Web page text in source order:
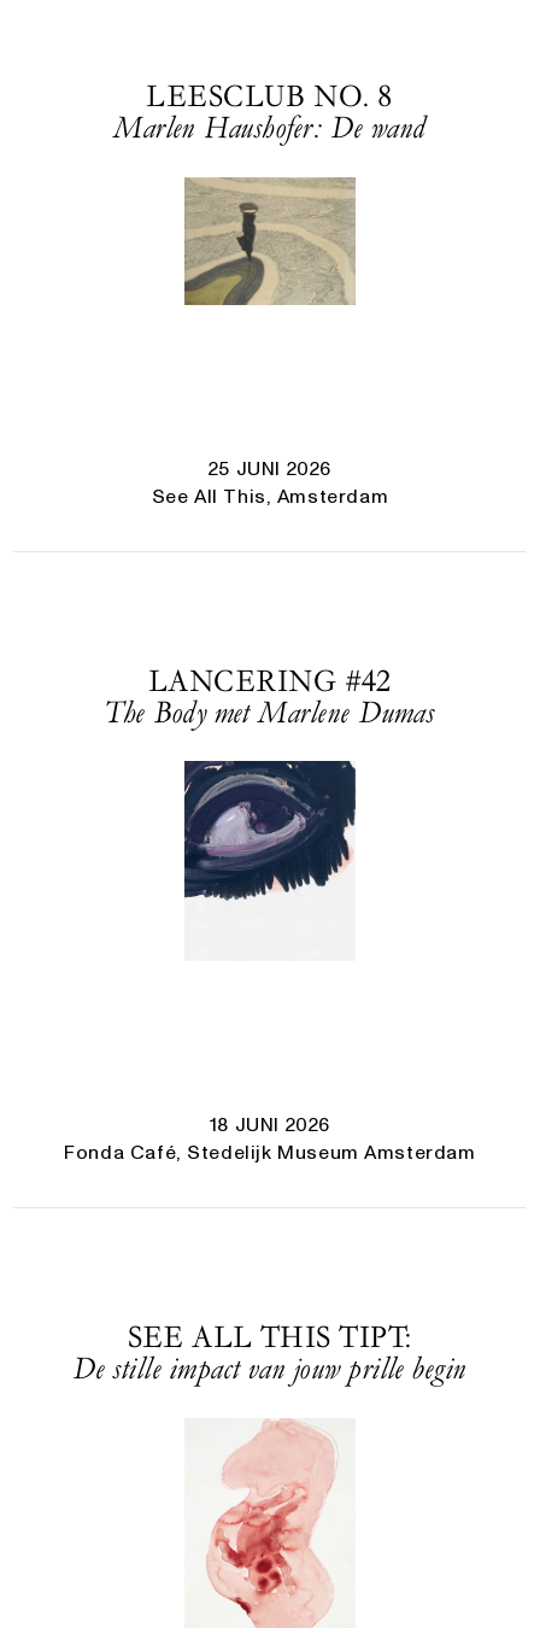
LEESCLUB NO. 8
Marlen Haushofer: De wand
25 JUNI 2026
See All This, Amsterdam
LANCERING #42
The Body met Marlene Dumas
18 JUNI 2026
Fonda Café, Stedelijk Museum Amsterdam
SEE ALL THIS TIPT:
De stille impact van jouw prille begin